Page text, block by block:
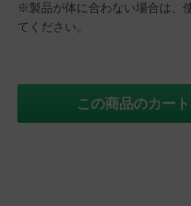
※製品が体に合わない場合は、
てください。
この商品のカー